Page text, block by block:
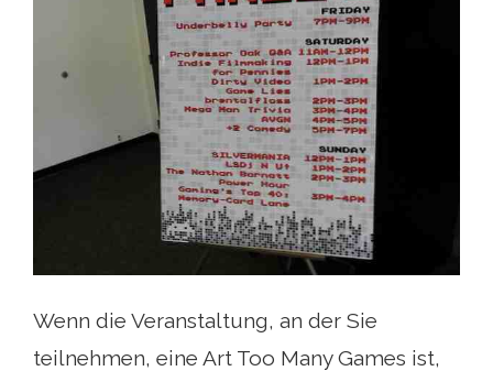
Wenn die Veranstaltung, an der Sie
teilnehmen, eine Art Too Many Games ist,